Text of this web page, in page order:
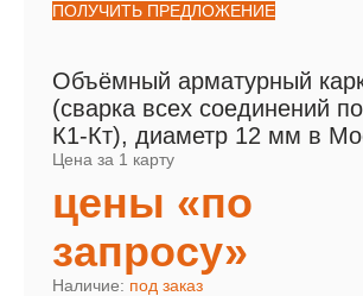
ПОЛУЧИТЬ ПРЕДЛОЖЕНИЕ
Объёмный арматурный
(сварка всех соединений
К1-Кт), диаметр 12 мм в
Цена за 1 карту
цены «по
запросу»
Наличие: под заказ